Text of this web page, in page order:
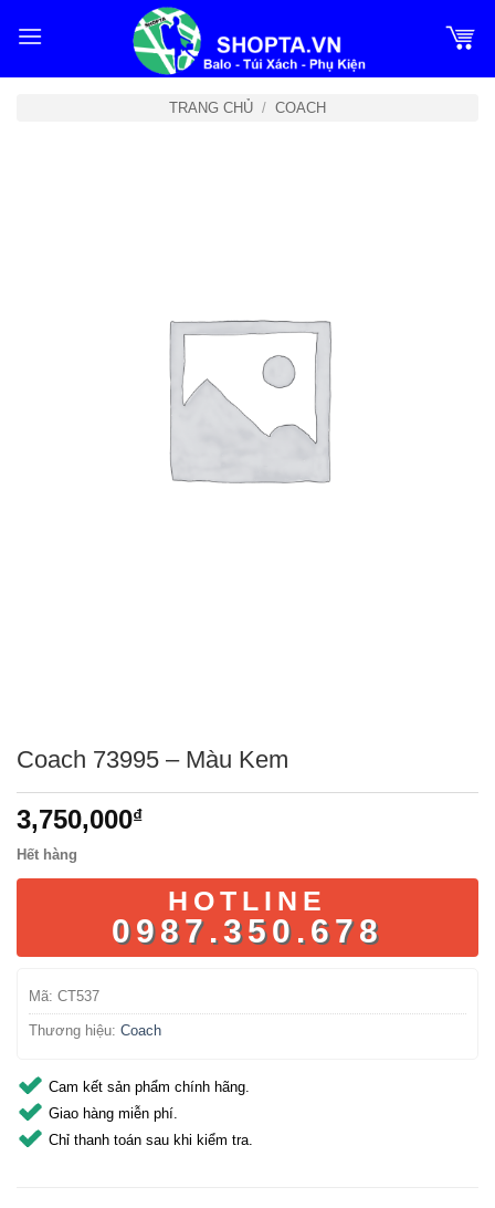
qua
TRANG CHỦ / COACH
Coach 73995 – Màu Kem
3,750,000₫
Hết hàng
HOTLINE
0987.350.678
Mã: CT537
Thương hiệu: Coach
Cam kết sản phẩm chính hãng.
Giao hàng miễn phí.
Chỉ thanh toán sau khi kiểm tra.